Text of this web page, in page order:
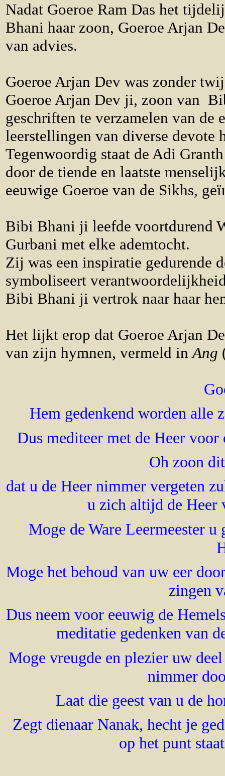
Nadat Goeroe Ram Das het
Bhani haar zoon, Goeroe Arjan
van advies.
Goeroe Arjan Dev was zonder
Goeroe Arjan Dev ji, zoon van
geschriften te verzamelen van de
leerstellingen van diverse devote
Tegenwoordig staat de Adi
door de tiende en laatste
eeuwige Goeroe van de Sikhs,
Bibi Bhani ji leefde voortdurend
Gurbani met elke ademtocht.
Zij was een inspiratie gedurende
symboliseert
Bibi Bhani ji vertrok naar haar
Het lijkt erop dat Goeroe Arjan
van zijn hymnen, vermeld inAng
Hem gedenkend worden alle
Dus mediteer met de Heer
Oh zoon
dat u de Heer nimmer vergeten
u zich altijd de Heer
Moge de Ware Leermeester
Moge het behoud van uw eer
zingen
Dus neem voor eeuwig de
meditatie gedenken van
Moge vreugde en plezier uw
nimmer
Laat die geest van u de
Zegt dienaar Nanak, hecht je
op het punt